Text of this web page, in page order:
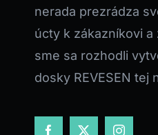
nerada prezrádza
úcty k zákazníkovi
sme sa rozhodli
dosky REVESEN tej